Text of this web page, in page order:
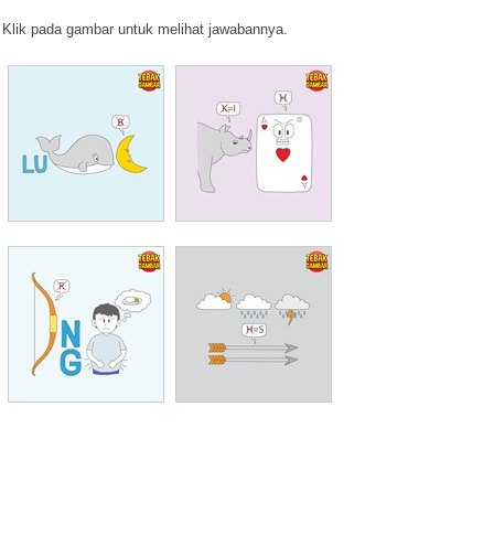
Klik pada gambar untuk melihat jawabannya.